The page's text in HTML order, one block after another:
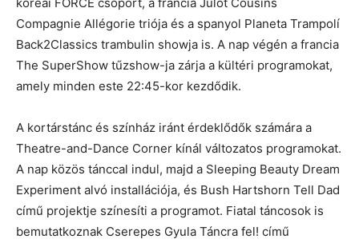
Compagnie Allégorie triója és a spanyol Planeta Trampolí
Back2Classics trambulin showja is. A nap végén a francia
The SuperShow tűzshow-ja zárja a kültéri programokat,
amely minden este 22:45-kor kezdődik.
A kortárstánc és színház iránt érdeklődők számára a
Theatre-and-Dance Corner kínál változatos programokat.
A nap közös tánccal indul, majd a Sleeping Beauty Dream
Experiment alvó installációja, és Bush Hartshorn Tell Dad
című projektje színesíti a programot. Fiatal táncosok is
bemutatkoznak Cserepes Gyula Táncra fel! című